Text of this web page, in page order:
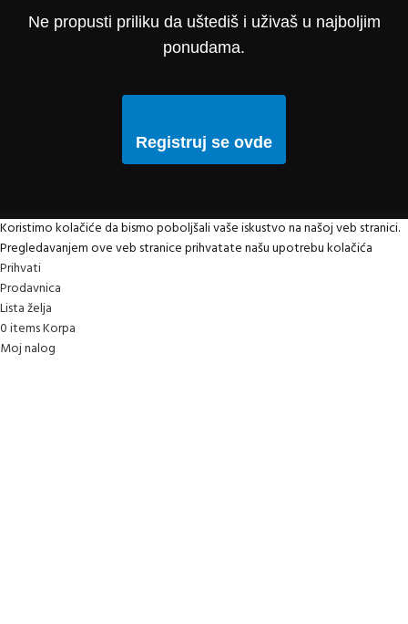
Ne propusti priliku da uštediš i uživaš u najboljim
ponudama.
Registruj se ovde
Koristimo kolačiće da bismo poboljšali vaše iskustvo na našoj veb stranici.
Pregledavanjem ove veb stranice prihvatate našu upotrebu kolačića
Prihvati
Prodavnica
Lista želja
0itemsKorpa
Moj nalog